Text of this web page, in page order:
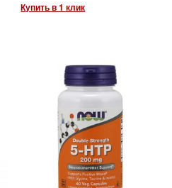
Купить в 1 клик